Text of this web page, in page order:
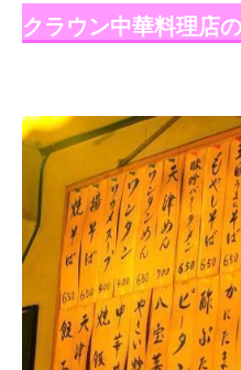
クラウン中華料理店